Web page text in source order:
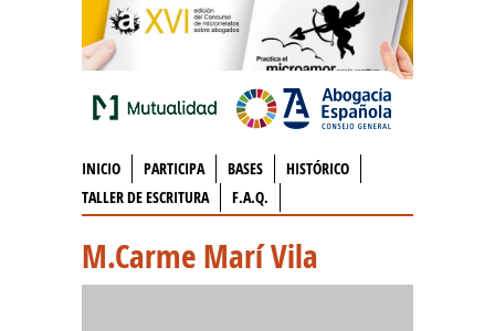
INICIO PARTICIPA BASES
HISTÓRICO
TALLER DE ESCRITURA
F.A.Q.
M.Carme Marí Vila